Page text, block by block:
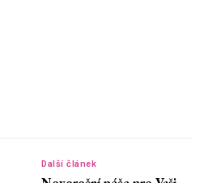
Další článek